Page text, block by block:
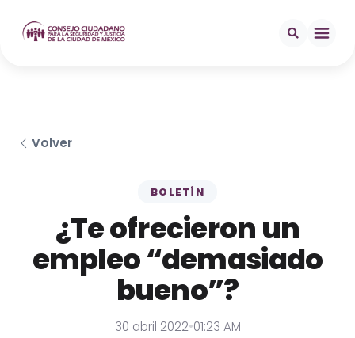
Volver
BOLETÍN
¿Te ofrecieron un
empleo “demasiado
bueno”?
30 abril 2022•01:23 AM